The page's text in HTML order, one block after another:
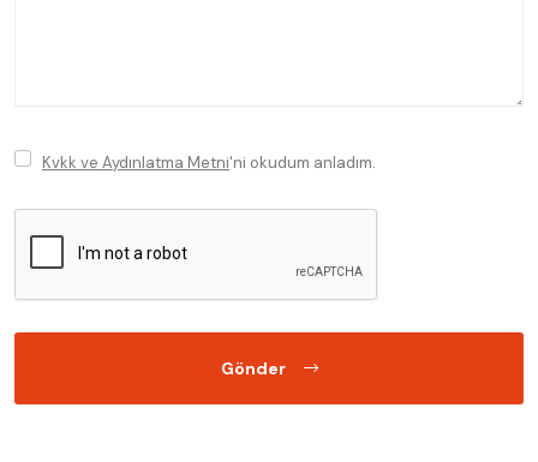
Kvkk ve Aydınlatma Metni'ni okudum anladım.
Gönder